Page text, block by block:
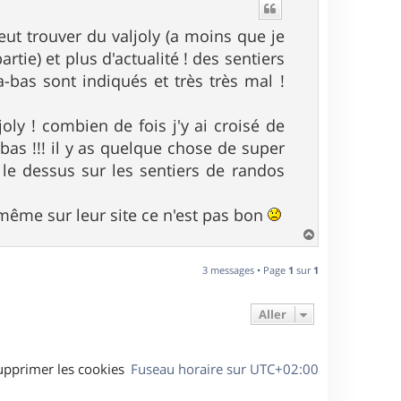
trouver du valjoly (a moins que je
et plus d'actualité ! des sentiers
bas sont indiqués et très très mal !
! combien de fois j'y ai croisé de
!!! il y as quelque chose de super
dessus sur les sentiers de randos
sur leur site ce n'est pas bon
a
t
3 messages • Page 1 sur 1
Aller
Fuseau horaire sur UTC+02:00
les cookies